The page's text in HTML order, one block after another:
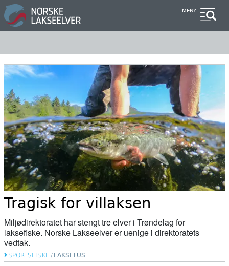
Hopp
til
hovedinnhold
MENY
Tragisk for villaksen
Miljødirektoratet har stengt tre elver i Trøndelag for
laksefiske. Norske Lakseelver er uenige i direktoratets
vedtak.
SPORTSFISKE / LAKSELUS